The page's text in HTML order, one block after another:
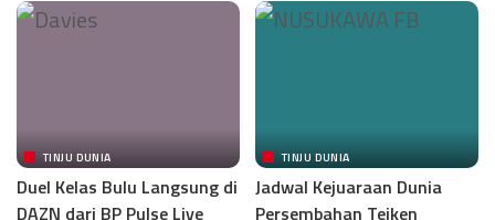
TINJU DUNIA
Duel Kelas Bulu Langsung di
DAZN dari BP Pulse Live
TINJU DUNIA
Jadwal Kejuaraan Dunia
Persembahan Teiken